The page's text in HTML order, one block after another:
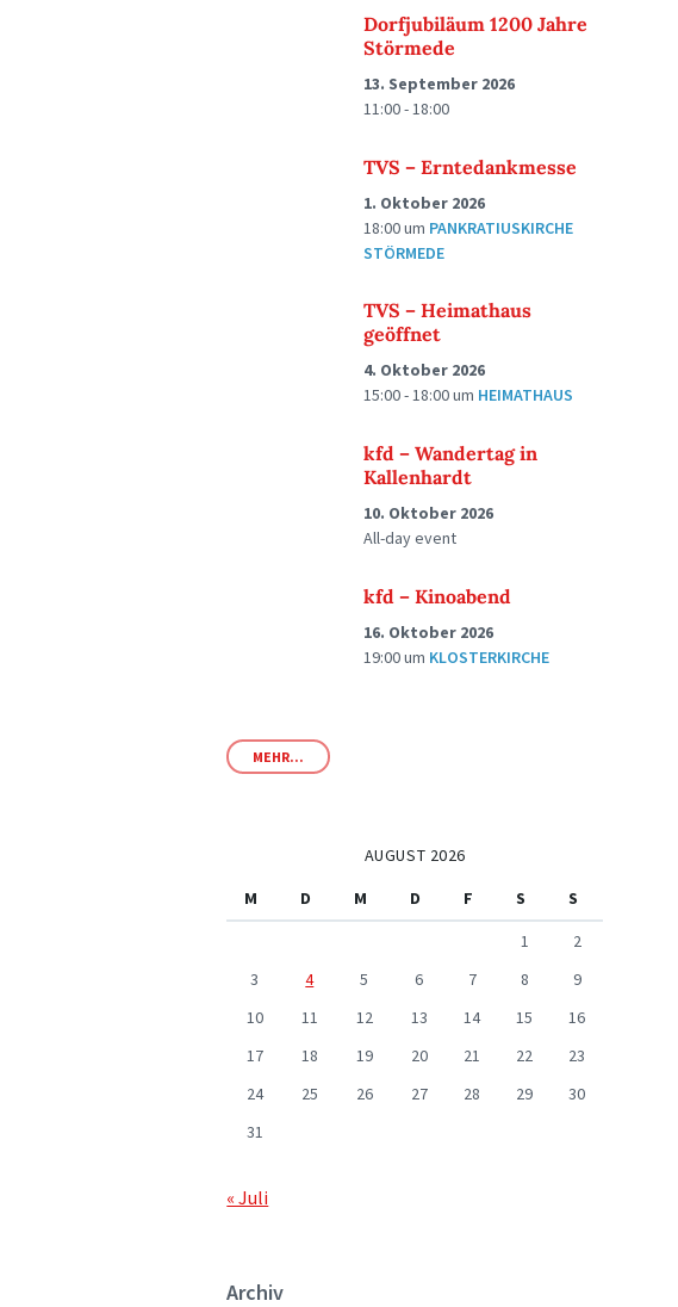
Dorfjubiläum 1200 Jahre
Störmede
13. September 2026
11:00 - 18:00
TVS – Erntedankmesse
1. Oktober 2026
18:00um PANKRATIUSKIRCHE
STÖRMEDE
TVS – Heimathaus
geöffnet
4. Oktober 2026
15:00 - 18:00um HEIMATHAUS
kfd – Wandertag in
Kallenhardt
10. Oktober 2026
All-day event
kfd – Kinoabend
16. Oktober 2026
19:00um KLOSTERKIRCHE
MEHR...
AUGUST 2026
M
D M D F S
S
1
2
3
4 5 6 7 8
9
10
11 12 13 14 15
16
17
18 19 20 21 22
23
24
25 26 27 28 29
30
31
« Juli
Archiv